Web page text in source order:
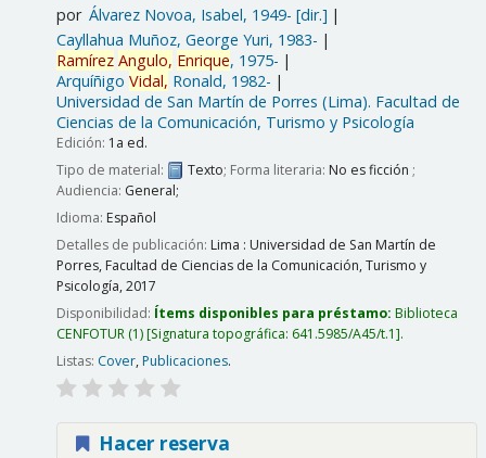
por Álvarez Novoa, Isabel, 1949- [dir.]
Cayllahua Muñoz, George Yuri, 1983-
Ramírez Angulo, Enrique, 1975-
Arquíñigo Vidal, Ronald, 1982-
Universidad de San Martín de Porres (Lima). Facultad de
Ciencias de la Comunicación, Turismo y Psicología
Edición: 1a ed.
Tipo de material:
Texto; Forma literaria: No es ficción ;
Audiencia: General;
Idioma: Español
Detalles de publicación: Lima : Universidad de San Martín de
Porres, Facultad de Ciencias de la Comunicación, Turismo y
Psicología,2017
Disponibilidad: Ítems disponibles para préstamo: Biblioteca
CENFOTUR(1) Signatura topográfica: 641.5985/A45/t.1 .
Listas: Cover,Publicaciones.
Hacer reserva